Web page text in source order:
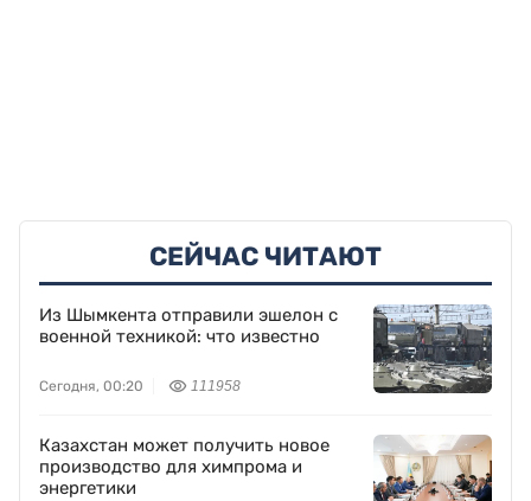
СЕЙЧАС ЧИТАЮТ
Из Шымкента отправили эшелон с
военной техникой: что известно
Сегодня, 00:20 111958
Казахстан может получить новое
производство для химпрома и
энергетики